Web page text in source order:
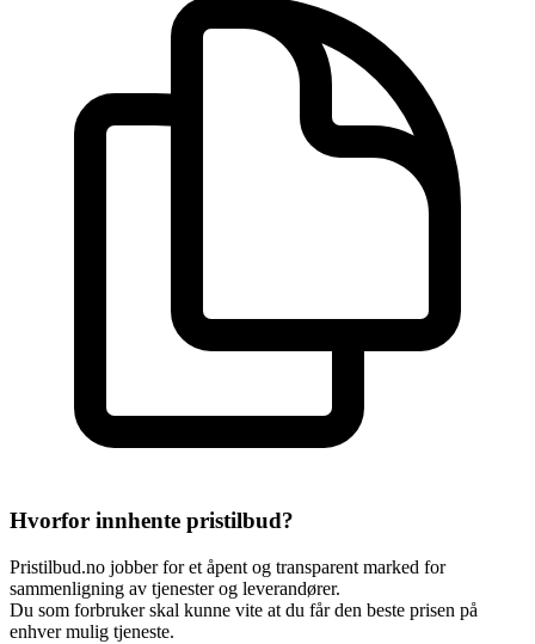
Hvorfor innhente pristilbud?
Pristilbud.no jobber for et åpent og transparent marked for
sammenligning av tjenester og leverandører.
Du som forbruker skal kunne vite at du får den beste prisen på
enhver mulig tjeneste.